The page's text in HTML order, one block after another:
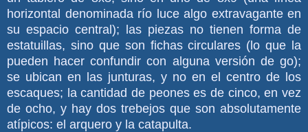
horizontal denominada río luce algo extravagante en
su espacio central); las piezas no tienen forma de
estatuillas, sino que son fichas circulares (lo que la
pueden hacer confundir con alguna versión de go);
se ubican en las junturas, y no en el centro de los
escaques; la cantidad de peones es de cinco, en vez
de ocho, y hay dos trebejos que son absolutamente
atípicos: el arquero y la catapulta.